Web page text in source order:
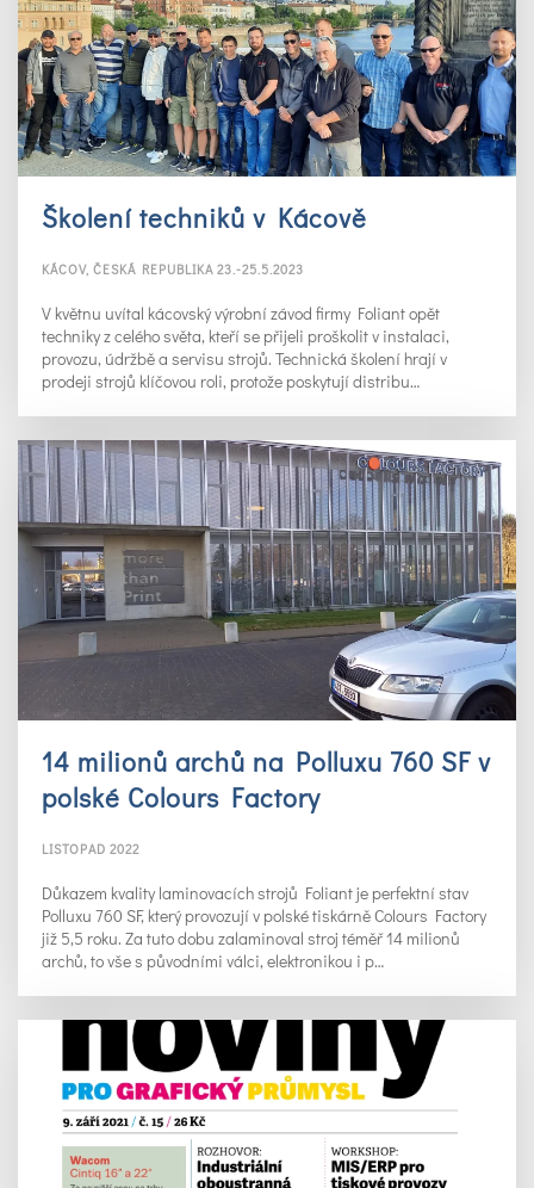
Školení techniků v Kácově
KÁCOV, ČESKÁ REPUBLIKA 23.-25.5.2023
V květnu uvítal kácovský výrobní závod firmy Foliant opět
techniky z celého světa, kteří se přijeli proškolit v instalaci,
provozu, údržbě a servisu strojů. Technická školení hrají v
prodeji strojů klíčovou roli, protože poskytují distribu…
14 milionů archů na Polluxu 760 SF v
polské Colours Factory
LISTOPAD 2022
Důkazem kvality laminovacích strojů Foliant je perfektní stav
Polluxu 760 SF, který provozují v polské tiskárně Colours Factory
již 5,5 roku. Za tuto dobu zalaminoval stroj téměř 14 milionů
archů, to vše s původními válci, elektronikou i p…